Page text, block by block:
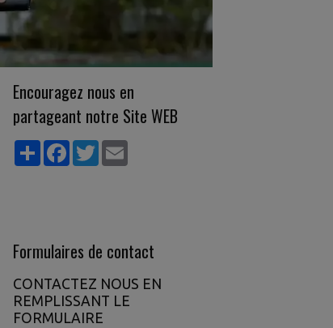
Encouragez nous en
partageant notre Site WEB
PartagerFacebook
Twitter
Formulaires de contact
CONTACTEZ NOUS EN
REMPLISSANT LE
FORMULAIRE